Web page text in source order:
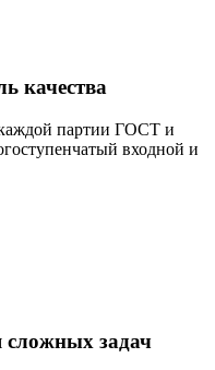
качества
каждой партии ГОСТ и
входной и
сложных задач